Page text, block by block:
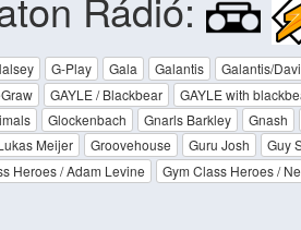
G-Play Gala Galantis Galantis/
GAYLE / Blackbear GAYLE with
Glockenbach Gnarls Barkley Gnash
Meijer
Groovehouse Guru Josh Guy
Heroes / Adam Levine
Gym Class Heroes /